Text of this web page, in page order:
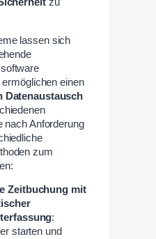
lassen sich
ermöglichen einen
Datenaustausch
nach Anforderung
zum
Zeitbuchung mit
:
starten und